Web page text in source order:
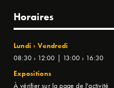
Horaires
Lundi › Vendredi
08:30 › 12:00 | 13:00 › 16:30
Expositions
À vérifier sur la page de l'activité